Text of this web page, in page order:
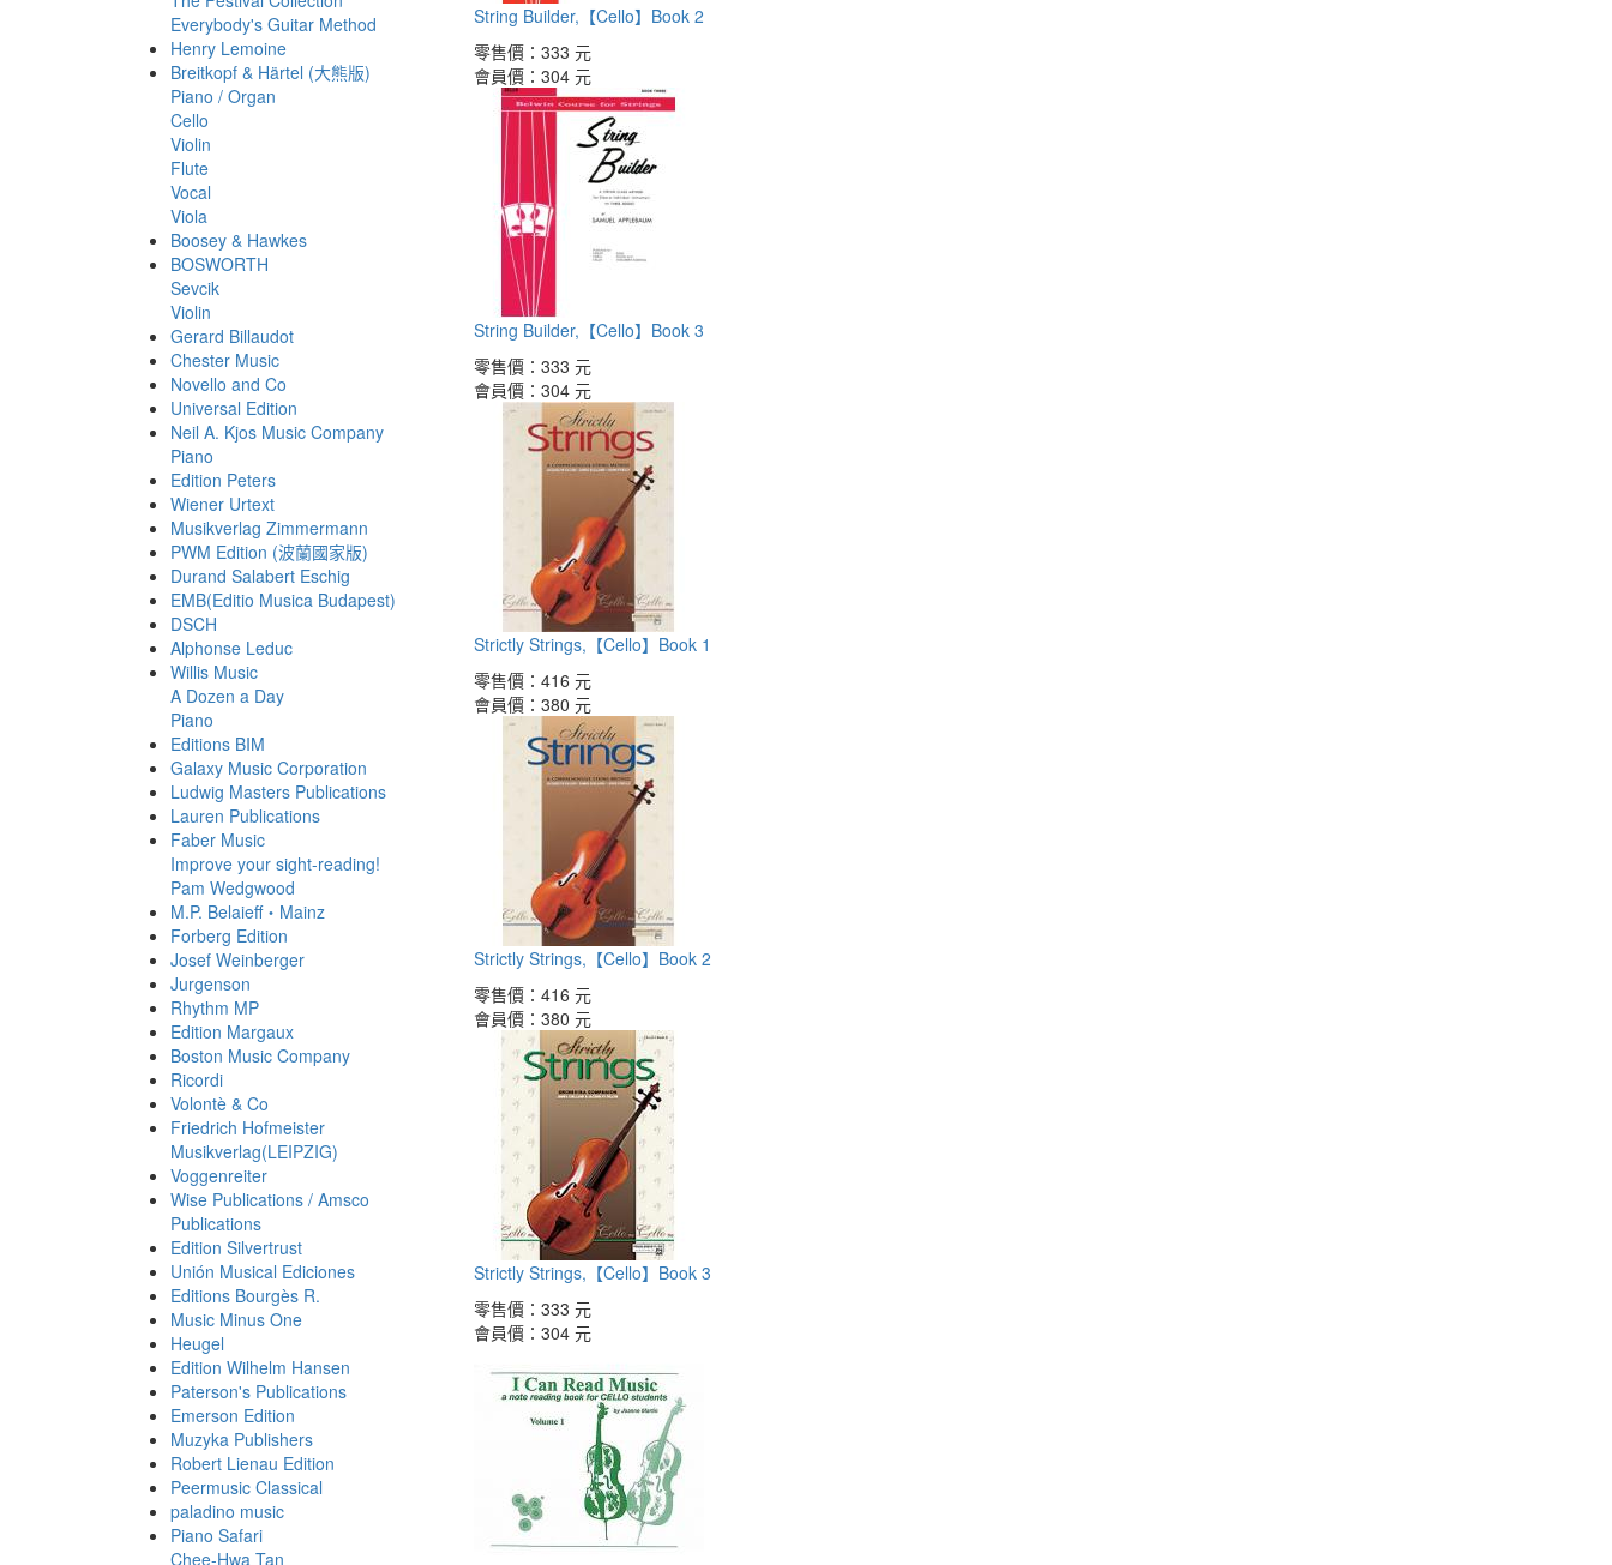
Everybody's Guitar Method
Henry Lemoine
Breitkopf & Härtel (大熊版)
Piano / Organ
Cello
Violin
Flute
Vocal
Viola
Boosey & Hawkes
BOSWORTH
Sevcik
Violin
Gerard Billaudot
Chester Music
Novello and Co
Universal Edition
Neil A. Kjos Music Company
Piano
Edition Peters
Wiener Urtext
Musikverlag Zimmermann
PWM Edition (波蘭國家版)
Durand Salabert Eschig
EMB(Editio Musica Budapest)
DSCH
Alphonse Leduc
Willis Music
A Dozen a Day
Piano
Editions BIM
Galaxy Music Corporation
Ludwig Masters Publications
Lauren Publications
Faber Music
Improve your sight-reading!
Pam Wedgwood
M.P. Belaieff・Mainz
Forberg Edition
Josef Weinberger
Jurgenson
Rhythm MP
Edition Margaux
Boston Music Company
Ricordi
Volontè & Co
Friedrich Hofmeister
Musikverlag(LEIPZIG)
Voggenreiter
Wise Publications / Amsco
Publications
Edition Silvertrust
Unión Musical Ediciones
Editions Bourgès R.
Music Minus One
Heugel
Edition Wilhelm Hansen
Paterson's Publications
Emerson Edition
Muzyka Publishers
Robert Lienau Edition
Peermusic Classical
paladino music
Piano Safari
Chee-Hwa Tan
String Builder,【Cello】Book 2
零售價： 333 元
會員價： 304 元
String Builder,【Cello】Book 3
零售價： 333 元
會員價： 304 元
Strictly Strings,【Cello】Book 1
零售價： 416 元
會員價： 380 元
Strictly Strings,【Cello】Book 2
零售價： 416 元
會員價： 380 元
Strictly Strings,【Cello】Book 3
零售價： 333 元
會員價： 304 元